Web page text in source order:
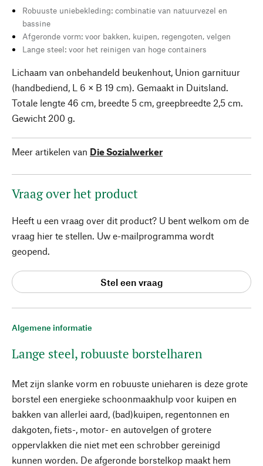
Algemene informatie
Lange steel, robuuste borstelharen
Met zijn slanke vorm en robuuste unieharen is deze grote
borstel een energieke schoonmaakhulp voor kuipen en
bakken van allerlei aard, (bad)kuipen, regentonnen en
dakgoten, fiets-, motor- en autovelgen of grotere
oppervlakken die niet met een schrobber gereinigd
kunnen worden. De afgeronde borstelkop maakt hem
Robuuste uniebekleding: combinatie van natuurvezel en
bassine
Afgeronde vorm: voor bakken, kuipen, regengoten, velgen
Lange steel: voor het reinigen van hoge containers
Lichaam van onbehandeld beukenhout, Union garnituur
(handbediend, L 6 × B 19 cm). Gemaakt in Duitsland.
Totale lengte 46 cm, breedte 5 cm, greepbreedte 2,5 cm.
Gewicht 200 g.
Meer artikelen van Die Sozialwerker
Vraag over het product
Heeft u een vraag over dit product? U bent welkom om de
vraag hier te stellen. Uw e-mailprogramma wordt
geopend.
Stel een vraag